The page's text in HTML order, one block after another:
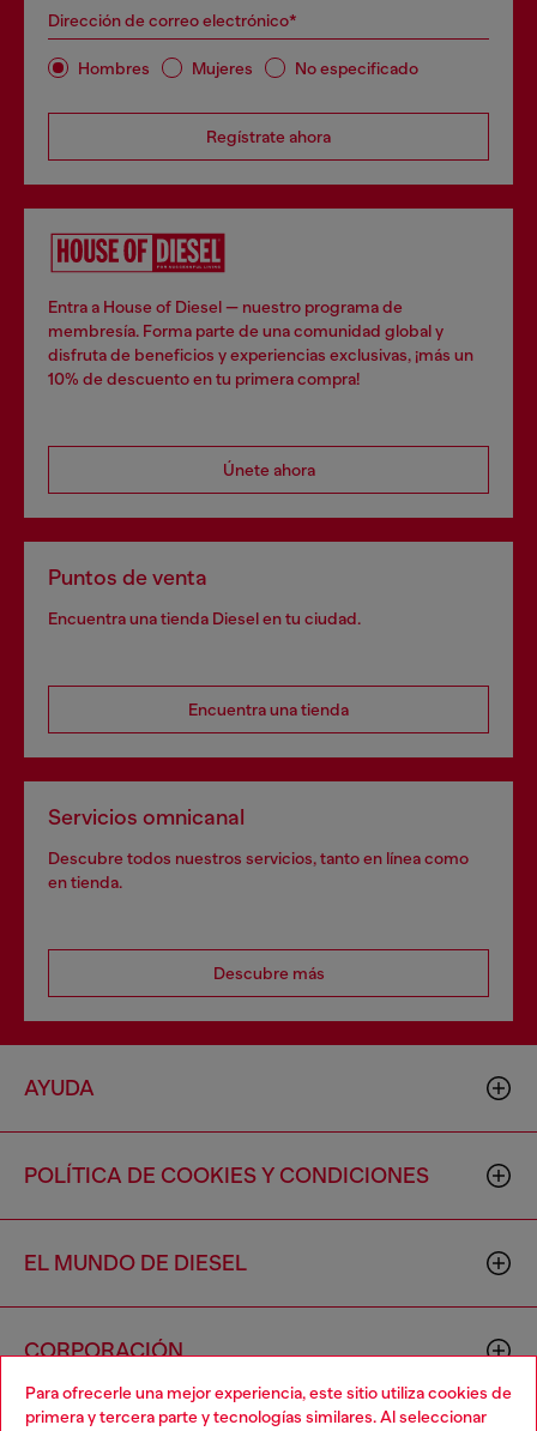
Para ofrecerle una mejor experiencia, este sitio utiliza cookies de
primera y tercera parte y tecnologías similares. Al seleccionar
Dirección de correo electrónico*
Hombres Mujeres No especificado
Regístrate ahora
Entra a House of Diesel — nuestro programa de
membresía. Forma parte de una comunidad global y
disfruta de beneficios y experiencias exclusivas, ¡más un
10% de descuento en tu primera compra!
Únete ahora
Puntos de venta
Encuentra una tienda Diesel en tu ciudad.
Encuentra una tienda
Servicios omnicanal
Descubre todos nuestros servicios, tanto en línea como
en tienda.
Descubre más
AYUDA
POLÍTICA DE COOKIES Y CONDICIONES
EL MUNDO DE DIESEL
CORPORACIÓN